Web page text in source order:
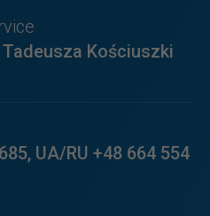
Kościuszki
, UA/RU +48 664 554